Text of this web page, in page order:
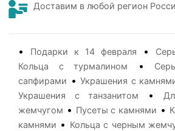
Доставим в любой регион
• Подарки к 14 февраля •
Кольца с турмалином •
сапфирами •Украшения с
Украшения с танзанитом •
жемчугом • Пусеты с камнями •
камнями • Кольца с черным